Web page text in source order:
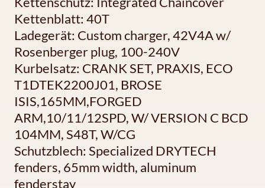
Kettenblatt: 40T
Ladegerät: Custom charger, 42V4A w/
Rosenberger plug, 100-240V
Kurbelsatz: CRANK SET, PRAXIS, ECO
T1DTEK2200J01, BROSE
ISIS,165MM,FORGED
ARM,10/11/12SPD, W/ VERSION C BCD
104MM, S48T, W/CG
Schutzblech: Specialized DRYTECH
fenders, 65mm width, aluminum
fenderstay